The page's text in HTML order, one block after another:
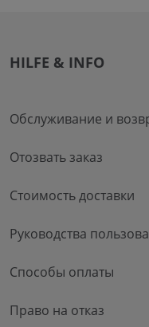
HILFE & INFO
Обслуживание и
Отозвать заказ
Стоимость доставки
Руководства
Способы оплаты
Право на отказ